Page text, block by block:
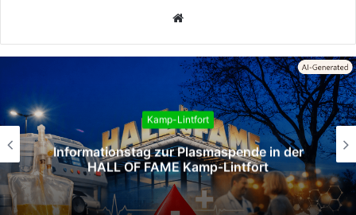
Webseite
Kamp-Lintfort
Informationstag zur Plasmaspende in der
HALL OF FAME Kamp‑Lintfort